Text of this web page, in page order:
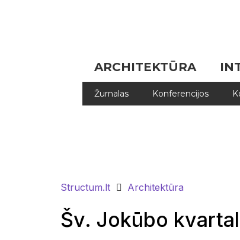
ARCHITEKTŪRA
Žurnalas Konferencijos
Structum.lt Architektūra
Šv. Jokūbo